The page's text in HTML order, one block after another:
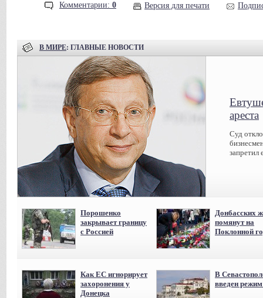
Комментарии: 0 Версия для печати
В МИРЕ: ГЛАВНЫЕ НОВОСТИ
ареста
Суд
запретил
Порошенко
закрывает границу
с Россией
Донбасских
помянут на
Поклонной
Как ЕС игнорирует
захоронения у
Донецка
В
введен